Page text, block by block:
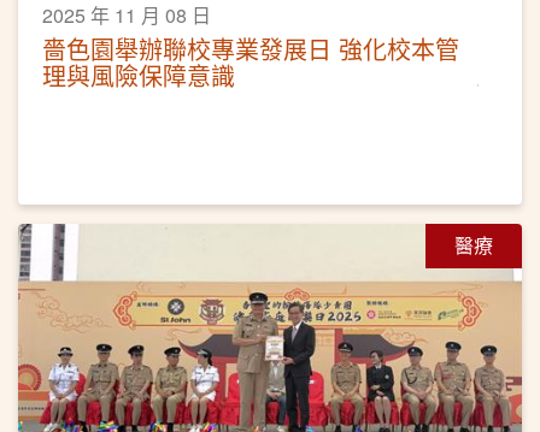
2025 年 11 月 08 日
嗇色園舉辦聯校專業發展日 強化校本管
理與風險保障意識
醫療